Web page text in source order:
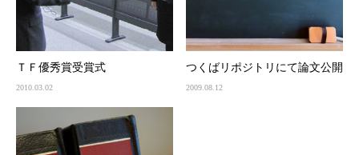
ＴＦ優秀賞受賞式
2010.03.02
つくばリポジトリにて論文公開
2009.08.12